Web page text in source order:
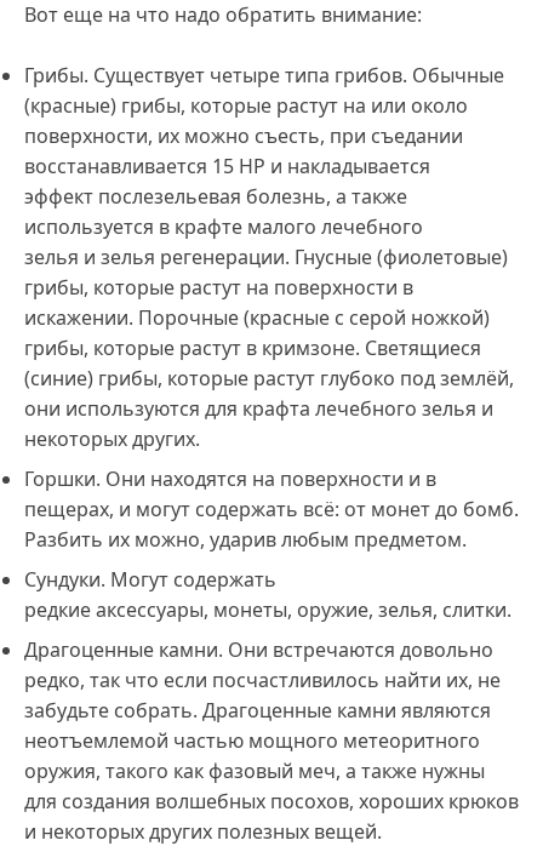
Вот еще на что надо обратить внимание:
Грибы. Существует четыре типа грибов. Обычные
(красные) грибы, которые растут на или около
поверхности, их можно съесть, при съедании
восстанавливается 15 HР и накладывается
эффект послезельевая болезнь, а также
используется в крафте малого лечебного
зелья и зелья регенерации. Гнусные (фиолетовые)
грибы, которые растут на поверхности в
искажении. Порочные (красные с серой ножкой)
грибы, которые растут в кримзоне. Светящиеся
(синие) грибы, которые растут глубоко под землёй,
они используются для крафта лечебного зелья и
некоторых других.
Горшки. Они находятся на поверхности и в
пещерах, и могут содержать всё: от монет до бомб.
Разбить их можно, ударив любым предметом.
Сундуки. Могут содержать
редкие аксессуары, монеты, оружие, зелья, слитки.
Драгоценные камни. Они встречаются довольно
редко, так что если посчастливилось найти их, не
забудьте собрать. Драгоценные камни являются
неотъемлемой частью мощного метеоритного
оружия, такого как фазовый меч, а также нужны
для создания волшебных посохов, хороших крюков
и некоторых других полезных вещей.